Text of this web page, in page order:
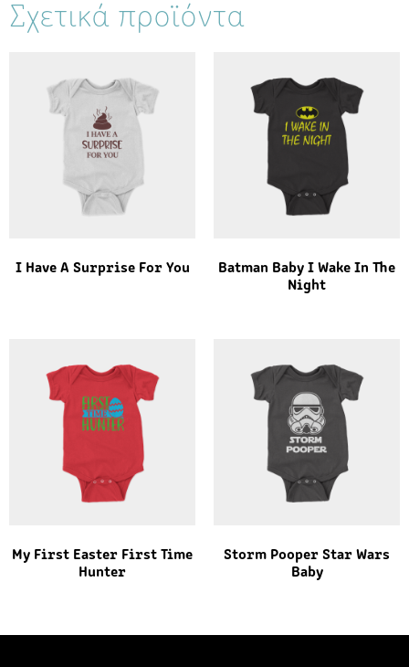
Σχετικά προϊόντα
I Have A Surprise For You
Batman Baby I Wake In The
Night
My First Easter First Time
Hunter
Storm Pooper Star Wars
Baby